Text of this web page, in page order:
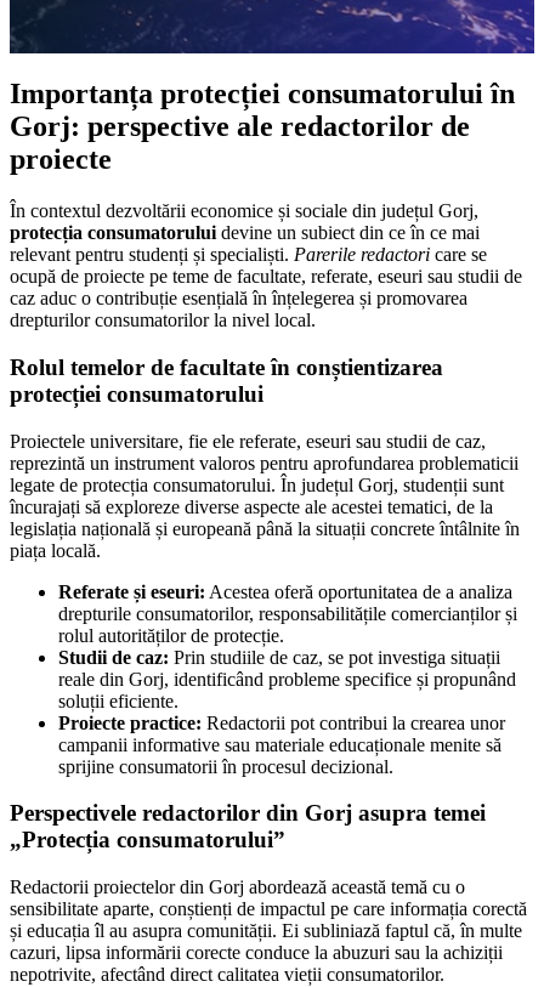
Importanța protecției consumatorului în
Gorj: perspective ale redactorilor de
proiecte
În contextul dezvoltării economice și sociale din județul Gorj,
protecția consumatorului devine un subiect din ce în ce mai
relevant pentru studenți și specialiști. Parerile redactori care se
ocupă de proiecte pe teme de facultate, referate, eseuri sau studii de
caz aduc o contribuție esențială în înțelegerea și promovarea
drepturilor consumatorilor la nivel local.
Rolul temelor de facultate în conștientizarea
protecției consumatorului
Proiectele universitare, fie ele referate, eseuri sau studii de caz,
reprezintă un instrument valoros pentru aprofundarea problematicii
legate de protecția consumatorului. În județul Gorj, studenții sunt
încurajați să exploreze diverse aspecte ale acestei tematici, de la
legislația națională și europeană până la situații concrete întâlnite în
piața locală.
Referate și eseuri: Acestea oferă oportunitatea de a analiza
drepturile consumatorilor, responsabilitățile comercianților și
rolul autorităților de protecție.
Studii de caz: Prin studiile de caz, se pot investiga situații
reale din Gorj, identificând probleme specifice și propunând
soluții eficiente.
Proiecte practice: Redactorii pot contribui la crearea unor
campanii informative sau materiale educaționale menite să
sprijine consumatorii în procesul decizional.
Perspectivele redactorilor din Gorj asupra temei
„Protecția consumatorului”
Redactorii proiectelor din Gorj abordează această temă cu o
sensibilitate aparte, conștienți de impactul pe care informația corectă
și educația îl au asupra comunității. Ei subliniază faptul că, în multe
cazuri, lipsa informării corecte conduce la abuzuri sau la achiziții
nepotrivite, afectând direct calitatea vieții consumatorilor.